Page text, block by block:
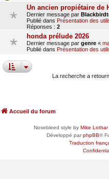
Un ancien propiétaire de
Dernier message par
Publié dans Présentation des
Réponses : 2
honda prélude 2026
Dernier message par genre «
Publié dans Présentation des
La recherche a
Accueil du forum
Nosebleed style by Mike Lothar
Développé parphpBB®
Traduction